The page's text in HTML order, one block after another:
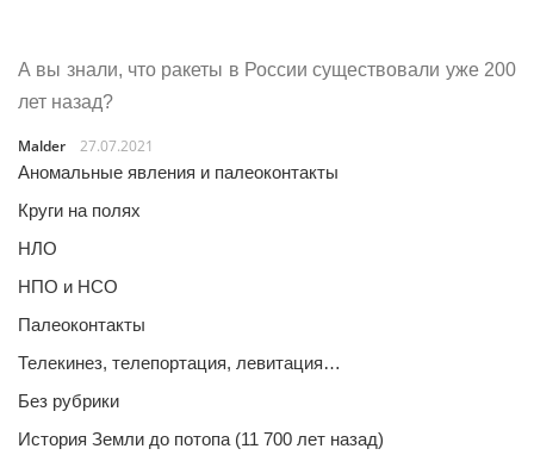
А вы знали, что ракеты в России существовали уже 200
лет назад?
Malder
27.07.2021
Аномальные явления и палеоконтакты
Круги на полях
НЛО
НПО и НСО
Палеоконтакты
Телекинез, телепортация, левитация…
Без рубрики
История Земли до потопа (11 700 лет назад)